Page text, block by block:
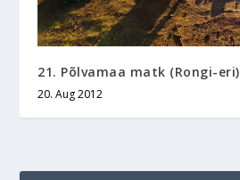
21. Põlvamaa matk (Rongi-eri)
20. Aug 2012